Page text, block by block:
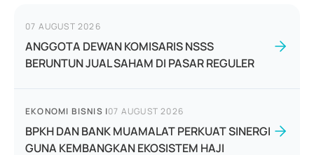
07 AUGUST 2026
ANGGOTA DEWAN KOMISARIS NSSS
BERUNTUN JUAL SAHAM DI PASAR REGULER
EKONOMI BISNIS |07 AUGUST 2026
BPKH DAN BANK MUAMALAT PERKUAT SINERGI
GUNA KEMBANGKAN EKOSISTEM HAJI